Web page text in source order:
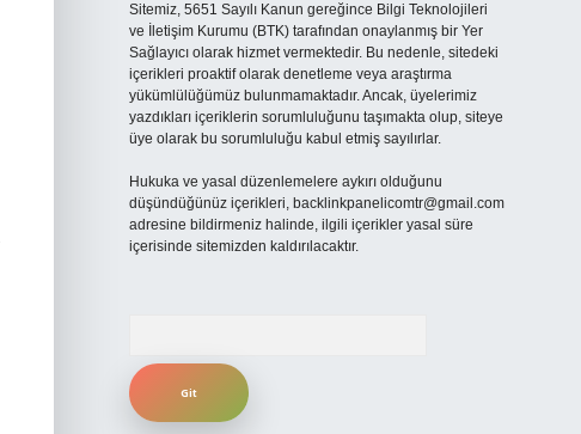
Sitemiz, 5651 Sayılı Kanun gereğince Bilgi Teknolojileri
ve İletişim Kurumu (BTK) tarafından onaylanmış bir Yer
Sağlayıcı olarak hizmet vermektedir. Bu nedenle, sitedeki
içerikleri proaktif olarak denetleme veya araştırma
yükümlülüğümüz bulunmamaktadır. Ancak, üyelerimiz
yazdıkları içeriklerin sorumluluğunu taşımakta olup, siteye
üye olarak bu sorumluluğu kabul etmiş sayılırlar.
Hukuka ve yasal düzenlemelere aykırı olduğunu
düşündüğünüz içerikleri, backlinkpanelicomtr@gmail.com
adresine bildirmeniz halinde, ilgili içerikler yasal süre
içerisinde sitemizden kaldırılacaktır.